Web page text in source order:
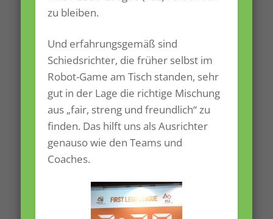
zu bleiben.
Und erfahrungsgemäß sind
Schiedsrichter, die früher selbst im
Robot-Game am Tisch standen, sehr
gut in der Lage die richtige Mischung
aus „fair, streng und freundlich“ zu
finden. Das hilft uns als Ausrichter
genauso wie den Teams und
Coaches.